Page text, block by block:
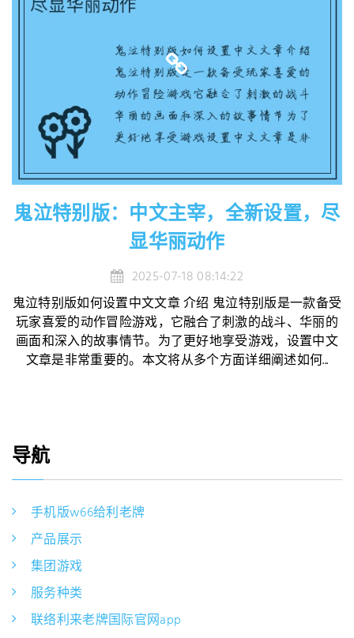
鬼泣特别版：中文主宰，全新设置，尽
显华丽动作
2025-07-18 08:14:22
鬼泣特别版如何设置中文文章 介绍 鬼泣特别版是一款备受
玩家喜爱的动作冒险游戏，它融合了刺激的战斗、华丽的
画面和深入的故事情节。为了更好地享受游戏，设置中文
文章是非常重要的。本文将从多个方面详细阐述如何...
导航
手机版w66给利老牌
产品展示
集团游戏
服务种类
联络利来老牌国际官网app